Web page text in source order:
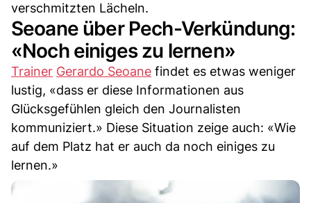
verschmitzten Lächeln.
Seoane über Pech-Verkündung:
«Noch einiges zu lernen»
Trainer Gerardo Seoane findet es etwas weniger
lustig, «dass er diese Informationen aus
Glücksgefühlen gleich den Journalisten
kommuniziert.» Diese Situation zeige auch: «Wie
auf dem Platz hat er auch da noch einiges zu
lernen.»